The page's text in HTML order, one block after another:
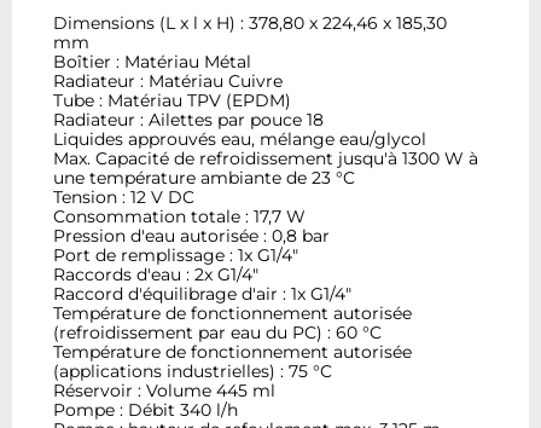
Dimensions (L x l x H) : 378,80 x 224,46 x 185,30
mm
Boîtier : Matériau Métal
Radiateur : Matériau Cuivre
Tube : Matériau TPV (EPDM)
Radiateur : Ailettes par pouce 18
Liquides approuvés eau, mélange eau/glycol
Max. Capacité de refroidissement jusqu'à 1300 W à
une température ambiante de 23 °C
Tension : 12 V DC
Consommation totale : 17,7 W
Pression d'eau autorisée : 0,8 bar
Port de remplissage : 1x G1/4"
Raccords d'eau : 2x G1/4"
Raccord d'équilibrage d'air : 1x G1/4"
Température de fonctionnement autorisée
(refroidissement par eau du PC) : 60 °C
Température de fonctionnement autorisée
(applications industrielles) : 75 °C
Réservoir : Volume 445 ml
Pompe : Débit 340 l/h